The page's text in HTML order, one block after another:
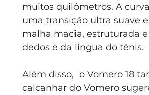
muitos quilômetros. A
uma transição ultra suave
malha macia, estruturada
dedos e da língua do tênis.
Além disso,  o Vomero 18
calcanhar do Vomero